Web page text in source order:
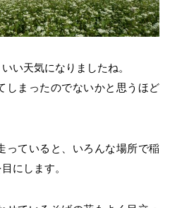
い天気になりましたね。
しまったのでないかと思うほど
っていると、いろんな場所で稲
にします。